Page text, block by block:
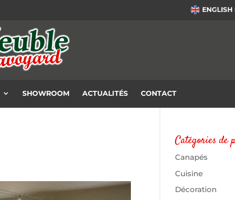
SHOWROOM ACTUALITÉS CONTACT
Catégories de
Canapés
Cuisine
Décoration